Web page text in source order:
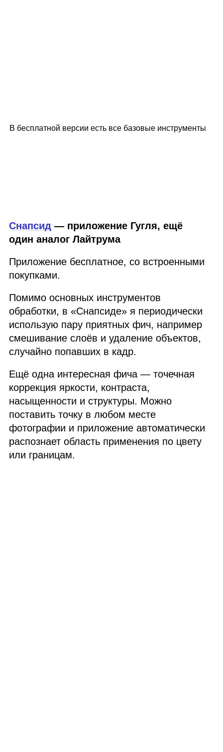
В бесплатной версии есть все базовые инструменты
Снапсид — приложение Гугля, ещё
один аналог Лайтрума
Приложение бесплатное, со встроенными
покупками.
Помимо основных инструментов
обработки, в «Снапсиде» я периодически
использую пару приятных фич, например
смешивание слоёв и удаление объектов,
случайно попавших в кадр.
Ещё одна интересная фича — точечная
коррекция яркости, контраста,
насыщенности и структуры. Можно
поставить точку в любом месте
фотографии и приложение автоматически
распознает область применения по цвету
или границам.